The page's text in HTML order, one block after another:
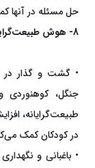
حل مسئله در آنها
8- هوش طبیعت‌گرایانه
• گشت و گذار در
جنگل،
طبیعت‌گرایانه،
در کودکان کمک
• باغبانی و